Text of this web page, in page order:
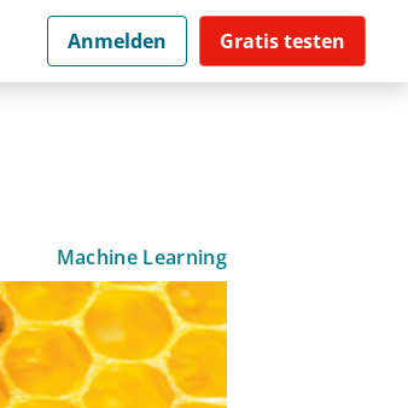
Anmelden Gratis testen
Machine Learning